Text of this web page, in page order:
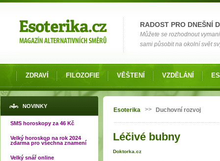
RADOST PRO DNEŠNÍ
Můžete se rozhodnout
sami působit na okolní svět
ZDRAVÍ FILOZOFIE VĚŠTENÍ VZDĚLÁNÍ
NOVINKY
SMS horoskopy za 46 Kč
Velký horoskop na rok 2024
zdarma pro všechna znamení
Velký snář online
Jste zde
Esoterika >> Duchovní rozvoj
Léčivé bubny
Doktorka.cz